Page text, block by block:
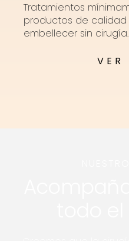
Tratamientos
productos de calidad
embellecer sin cirugía.
VER